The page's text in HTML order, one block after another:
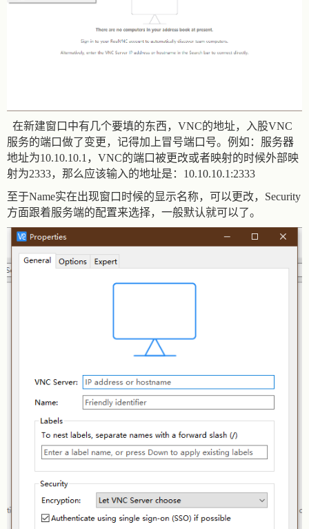
在新建窗口中有几个要填的东西，VNC的地址，入股VNC
服务的端口做了变更，记得加上冒号端口号。例如：服务器
地址为10.10.10.1，VNC的端口被更改或者映射的时候外部映
射为2333，那么应该输入的地址是：10.10.10.1:2333
至于Name实在出现窗口时候的显示名称，可以更改，Security
方面跟着服务端的配置来选择，一般默认就可以了。